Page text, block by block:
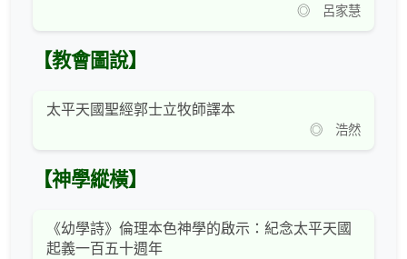
◎ 呂家慧
【教會圖說】
太平天國聖經郭士立牧師譯本
◎ 浩然
【神學縱橫】
《幼學詩》倫理本色神學的啟示：紀念太平天國
起義一百五十週年